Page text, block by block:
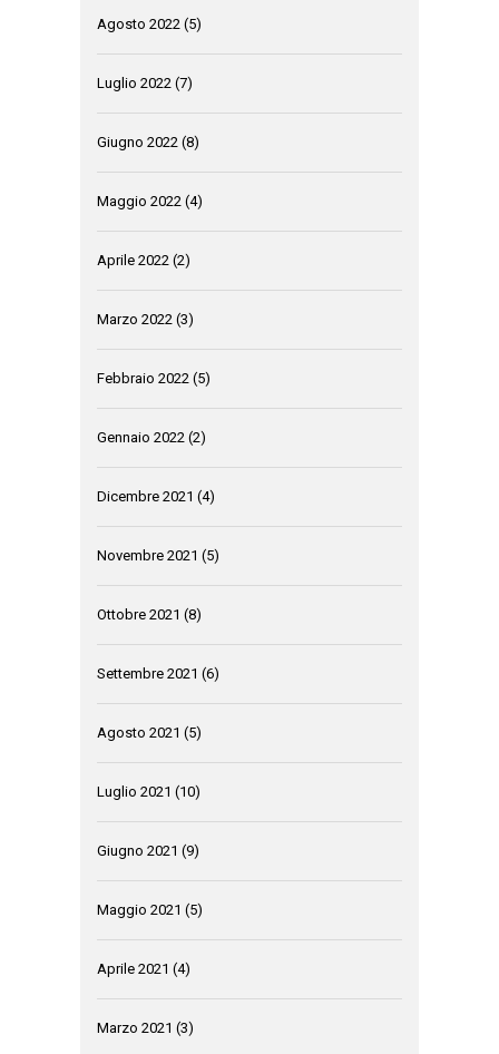
Agosto 2022 (5)
Luglio 2022 (7)
Giugno 2022 (8)
Maggio 2022 (4)
Aprile 2022 (2)
Marzo 2022 (3)
Febbraio 2022 (5)
Gennaio 2022 (2)
Dicembre 2021 (4)
Novembre 2021 (5)
Ottobre 2021 (8)
Settembre 2021 (6)
Agosto 2021 (5)
Luglio 2021 (10)
Giugno 2021 (9)
Maggio 2021 (5)
Aprile 2021 (4)
Marzo 2021 (3)